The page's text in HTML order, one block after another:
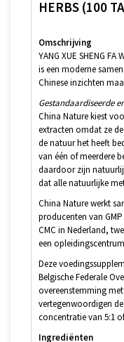
HERBS (100
Omschrijving
YANG XUE SHENG FA
is een moderne
Chinese inzichten
Gestandaardiseerde
China Nature kiest
extracten omdat ze
de natuur het heeft
van één of meerdere
daardoor zijn
dat alle natuurlijke
China Nature werkt
producenten van
CMC in Nederland,
een
Deze
Belgische Federale
overeenstemming
vertegenwoordigen
concentratie van 5:1
Ingrediënten